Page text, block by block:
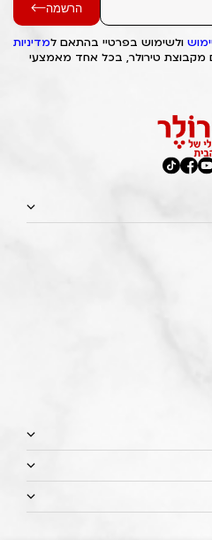
הרשמה
ולשימוש בפרטיי בהתאם למדיניות
מקבוצת טירולר, בכל אחד מאמצעי